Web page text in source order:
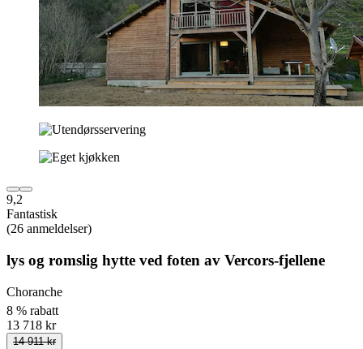
9,2
Fantastisk
(26 anmeldelser)
lys og romslig hytte ved foten av Vercors-fjellene
Choranche
8 % rabatt
13 718 kr
14 911 kr